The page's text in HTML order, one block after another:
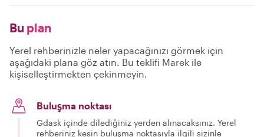
Bu plan
Yerel rehberinizle neler yapacağınızı görmek için
aşağıdaki plana göz atın. Bu teklifi Marek ile
kişiselleştirmekten çekinmeyin.
Buluşma noktası
Gdask içinde dilediğiniz yerden alınacaksınız. Yerel
rehberiniz kesin buluşma noktasıyla ilgili sizinle